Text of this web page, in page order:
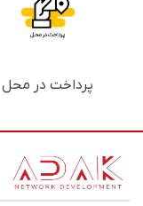
پرداخت در محل